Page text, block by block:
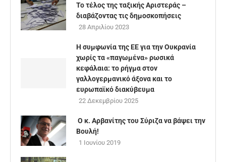
Το τέλος της ταξικής Αριστεράς –
διαβάζοντας τις δημοσκοπήσεις
28 Απριλίου 2023
Η συμφωνία της ΕΕ για την Ουκρανία
χωρίς τα «παγωμένα» ρωσικά
κεφάλαια: το ρήγμα στον
γαλλογερμανικό άξονα και το
ευρωπαϊκό διακύβευμα
22 Δεκεμβρίου 2025
Ο κ. Αρβανίτης του Σύριζα να βάψει την
Βουλή!
1 Ιουνίου 2019